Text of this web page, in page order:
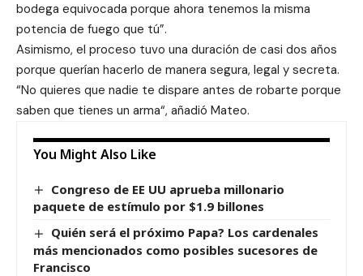
bodega equivocada porque ahora tenemos la misma
potencia de fuego que tú”.
Asimismo, el proceso tuvo una duración de casi dos años
porque querían hacerlo de manera segura, legal y secreta.
“No quieres que nadie te dispare antes de robarte porque
saben que tienes un arma“, añadió Mateo.
You Might Also Like
Congreso de EE UU aprueba millonario
paquete de estímulo por $1.9 billones
Quién será el próximo Papa? Los cardenales
más mencionados como posibles sucesores de
Francisco